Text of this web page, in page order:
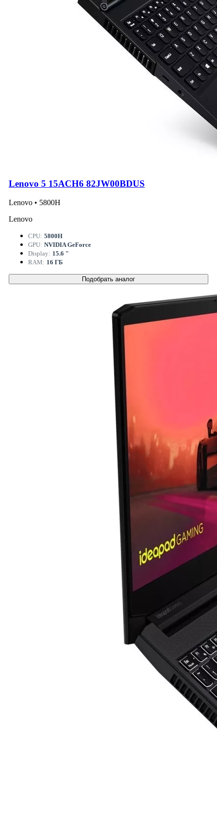
Lenovo 5 15ACH6 82JW00BDUS
Lenovo • 5800H
Lenovo
CPU: 5800H
GPU: NVIDIA GeForce
Display: 15.6 "
RAM: 16 ГБ
Подобрать аналог